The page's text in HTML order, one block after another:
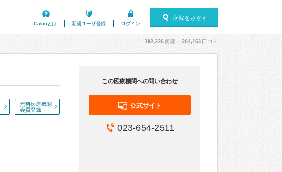
Calooとは
新規ユーザ登録 ログイン
病院をさがす
182,226病院・ 264,163 口コミ
無料医療機関
会員登録
この医療機関への問い合わせ
公式サイト
023-654-2511